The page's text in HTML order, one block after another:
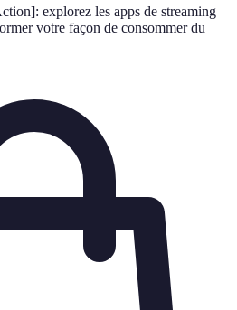
explorez les apps de streaming
votre façon de consommer du